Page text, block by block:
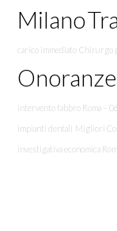
Milano
carico immediato Chirurgo
intervento fabbro Roma –
impianti dentali Migliori
investigativa economica